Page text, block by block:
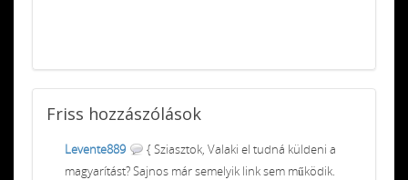
Friss hozzászólások
Levente889
{ Sziasztok, Valaki el tudná küldeni a
magyarítást? Sajnos már semelyik link sem működik.